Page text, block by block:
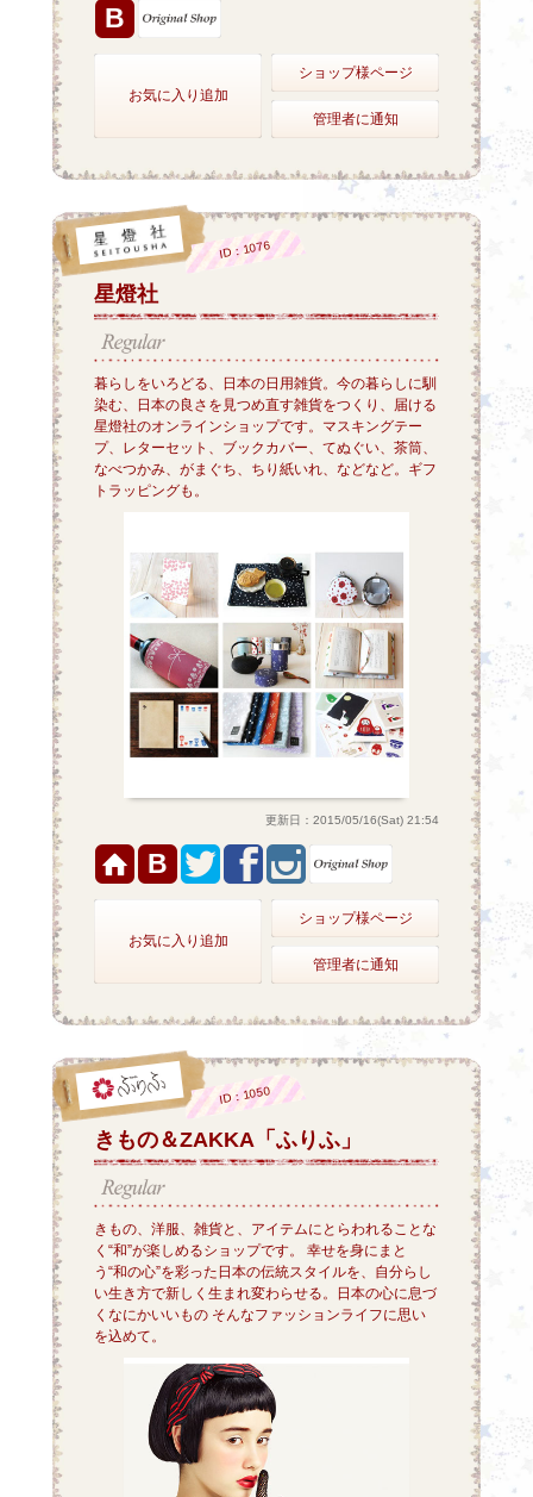
B
お気に入り追加
ショップ様ページ
管理者に通知
星燈社
ID：1076
暮らしをいろどる、日本の日用雑貨。今の暮らしに馴
染む、日本の良さを見つめ直す雑貨をつくり、届ける
星燈社のオンラインショップです。マスキングテー
プ、レターセット、ブックカバー、てぬぐい、茶筒、
なべつかみ、がまぐち、ちり紙いれ、などなど。ギフ
トラッピングも。
更新日：2015/05/16(Sat) 21:54
B
お気に入り追加
ショップ様ページ
管理者に通知
きもの＆ZAKKA「ふりふ」
ID：1050
きもの、洋服、雑貨と、アイテムにとらわれることな
く“和”が楽しめるショップです。 幸せを身にまと
う“和の心”を彩った日本の伝統スタイルを、自分らし
い生き方で新しく生まれ変わらせる。日本の心に息づ
くなにかいいもの そんなファッションライフに思い
を込めて。